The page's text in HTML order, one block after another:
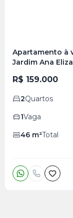
Apartamento à
Jardim Ana Eliza
R$ 159.000
2Quartos
1Vaga
46 m²Total